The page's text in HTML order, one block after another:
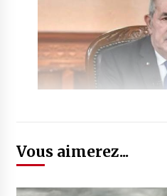
Vous aimerez...